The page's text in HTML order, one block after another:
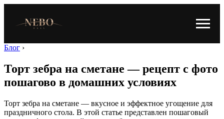
Блог ›
Торт зебра на сметане — рецепт с фото
пошагово в домашних условиях
Торт зебра на сметане — вкусное и эффектное угощение для
праздничного стола. В этой статье представлен пошаговый